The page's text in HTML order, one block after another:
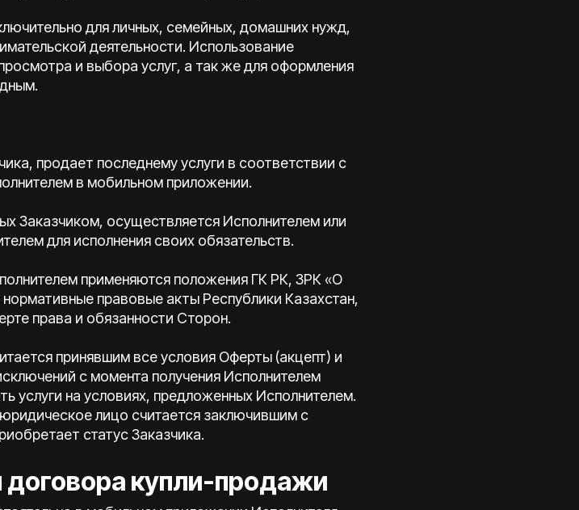
для личных, семейных, домашних нужд,
деятельности. Использование
и выбора услуг, а так же для оформления
продает последнему услуги в соответствии с
в мобильном приложении.
Заказчиком, осуществляется Исполнителем или
для исполнения своих обязательств.
применяются положения ГК РК, ЗРК «О
правовые акты Республики Казахстан,
права и обязанности Сторон.
принявшим все условия Оферты (акцепт) и
с момента получения Исполнителем
услуги на условиях, предложенных Исполнителем.
лицо считается заключившим с
статус Заказчика.
купли-продажи